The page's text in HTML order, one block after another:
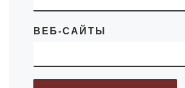
ВЕБ-САЙТЫ